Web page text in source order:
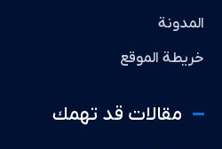
المدونة
خريطة الموقع
مقالات قد تهمك